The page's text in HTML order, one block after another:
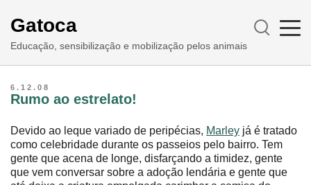
Gatoca
Educação, sensibilização e mobilização pelos animais
6.12.08
Rumo ao estrelato!
Devido ao leque variado de peripécias, Marley já é tratado
como celebridade durante os passeios pelo bairro. Tem
gente que acena de longe, disfarçando a timidez, gente
que vem conversar sobre a adoção lendária e gente que